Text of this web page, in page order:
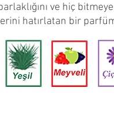
ve hiç
hatırlatan bir